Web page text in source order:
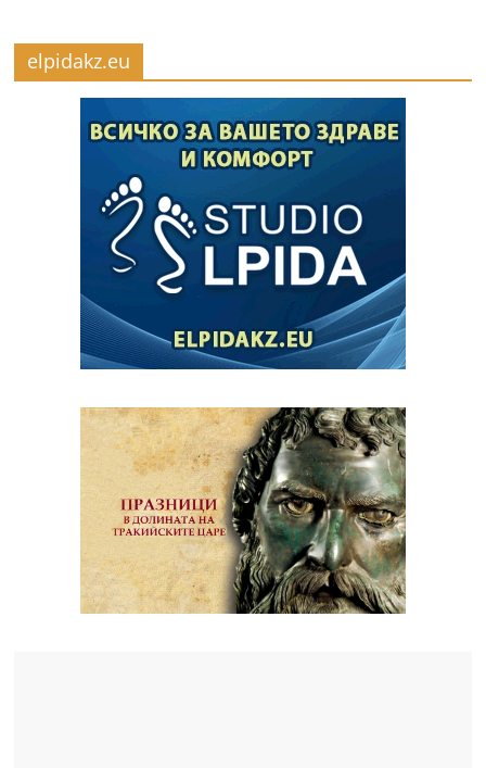
elpidakz.eu